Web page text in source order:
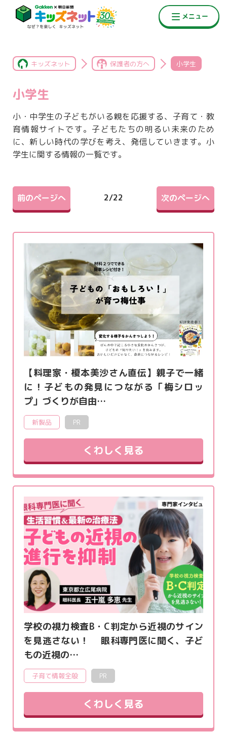
キッズネット 保護者の方へ 小学生
小学生
小・中学生の子どもがいる親を応援する、子育て・教
育情報サイトです。子どもたちの明るい未来のため
に、新しい時代の学びを考え、発信していきます。小
学生に関する情報の一覧です。
前のページへ 次のページへ
2/22
【料理家・榎本美沙さん直伝】親子で一緒
に！子どもの発見につながる「梅シロッ
プ」づくりが自由…
新製品 PR
くわしく見る
学校の視力検査B・C判定から近視のサイン
を見逃さない！ 眼科専門医に聞く、子ど
もの近視の…
子育て情報全般 PR
くわしく見る